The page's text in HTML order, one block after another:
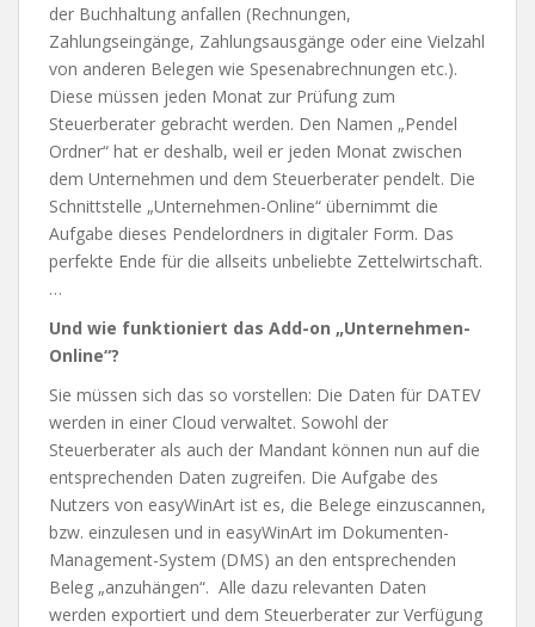
der Buchhaltung anfallen (Rechnungen,
Zahlungseingänge, Zahlungsausgänge oder eine Vielzahl
von anderen Belegen wie Spesenabrechnungen etc.).
Diese müssen jeden Monat zur Prüfung zum
Steuerberater gebracht werden. Den Namen „Pendel
Ordner“ hat er deshalb, weil er jeden Monat zwischen
dem Unternehmen und dem Steuerberater pendelt. Die
Schnittstelle „Unternehmen-Online“ übernimmt die
Aufgabe dieses Pendelordners in digitaler Form. Das
perfekte Ende für die allseits unbeliebte Zettelwirtschaft.
…
Und wie funktioniert das Add-on „Unternehmen-
Online“?
Sie müssen sich das so vorstellen: Die Daten für DATEV
werden in einer Cloud verwaltet. Sowohl der
Steuerberater als auch der Mandant können nun auf die
entsprechenden Daten zugreifen. Die Aufgabe des
Nutzers von easyWinArt ist es, die Belege einzuscannen,
bzw. einzulesen und in easyWinArt im Dokumenten-
Management-System (DMS) an den entsprechenden
Beleg „anzuhängen“. Alle dazu relevanten Daten
werden exportiert und dem Steuerberater zur Verfügung